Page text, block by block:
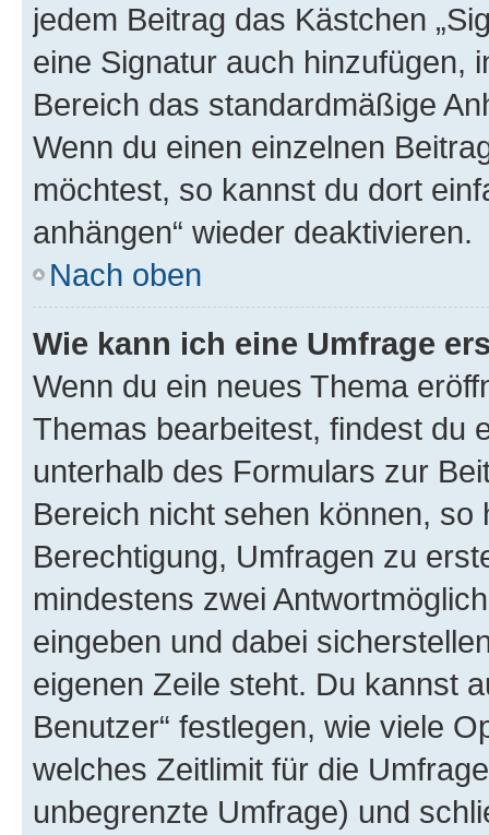
jedem Beitrag das Kästchen
eine Signatur auch hinzufügen,
Bereich das standardmäßige
Wenn du einen einzelnen
möchtest, so kannst du dort
anhängen“ wieder deaktivieren.
Nach oben
Wie kann ich eine Umfrage
Wenn du ein neues Thema
Themas bearbeitest, findest du
unterhalb des Formulars zur
Bereich nicht sehen können,
Berechtigung, Umfragen zu
mindestens zwei
eingeben und dabei
eigenen Zeile steht. Du kannst
Benutzer“ festlegen, wie viele
welches Zeitlimit für die
unbegrenzte Umfrage) und